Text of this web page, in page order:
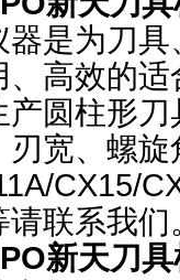
器是为刀
、高效的
产圆柱形
刃宽、螺
CX15/
请联系我们
新天刀